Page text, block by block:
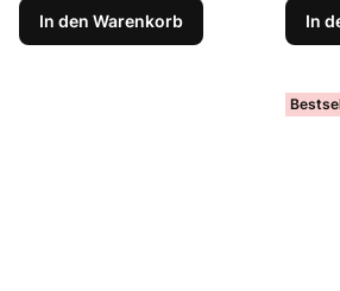
In den Warenkorb In